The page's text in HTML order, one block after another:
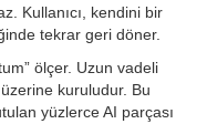
Kullanıcı, kendini bir
tekrar geri döner.
ölçer. Uzun vadeli
kuruludur. Bu
yüzlerce AI parçası